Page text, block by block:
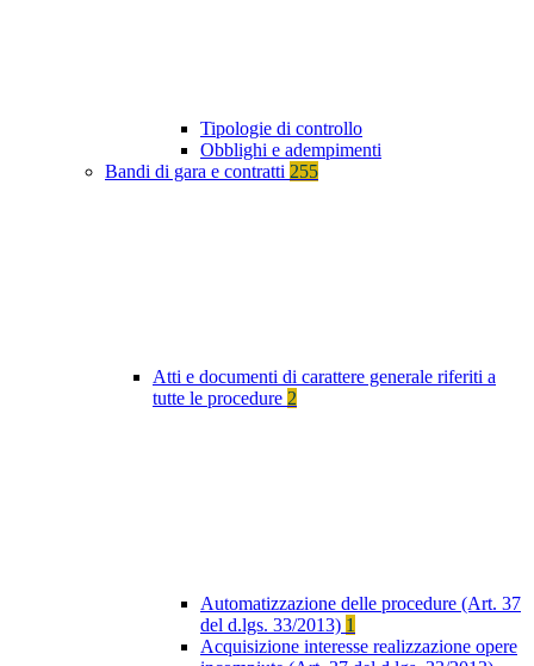
Tipologie di controllo
Obblighi e adempimenti
Bandi di gara e contratti 255
Atti e documenti di carattere generale riferiti a
tutte le procedure 2
Automatizzazione delle procedure (Art. 37
del d.lgs. 33/2013) 1
Acquisizione interesse realizzazione opere